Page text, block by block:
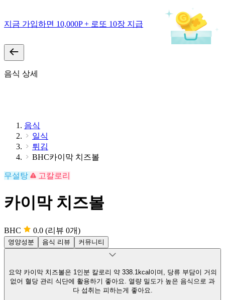
지금 가입하면 10,000P + 로또 10장 지급
음식 상세
음식
일식
튀김
BHC카이막 치즈볼
무설탕 고칼로리
카이막 치즈볼
BHC 0.0 (리뷰 0개)
영양성분 음식 리뷰 커뮤니티
요약 카이막 치즈볼은 1인분 칼로리 약 338.1kcal이며, 당류 부담이 거의
없어 혈당 관리 식단에 활용하기 좋아요. 열량 밀도가 높은 음식으로 과
다 섭취는 피하는게 좋아요.